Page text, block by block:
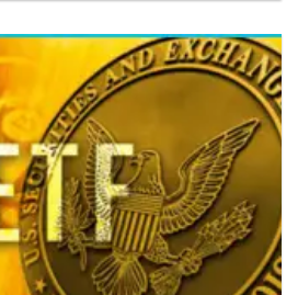
phủ Pakistan...